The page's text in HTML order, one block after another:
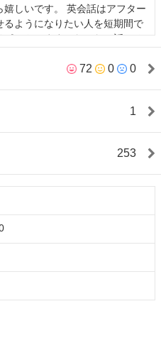
しいです。 英会話はアフター
ようになりたい人を短期間で
ートします。なかなか話せる
。 「人生は楽しむためにある
いて ジモティー事務局へ通報
します
72 0 0
1
253